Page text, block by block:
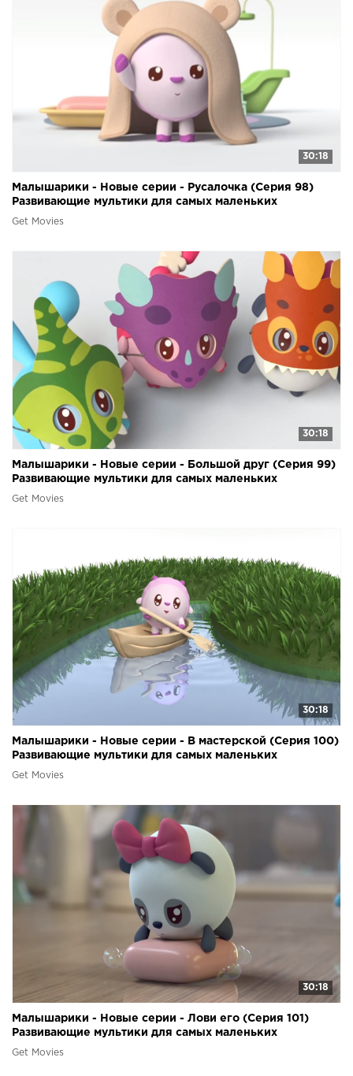
30:18
Малышарики - Новые серии - Русалочка (Серия 98)
Развивающие мультики для самых маленьких
Get Movies
30:18
Малышарики - Новые серии - Большой друг (Серия 99)
Развивающие мультики для самых маленьких
Get Movies
30:18
Малышарики - Новые серии - В мастерской (Серия 100)
Развивающие мультики для самых маленьких
Get Movies
30:18
Малышарики - Новые серии - Лови его (Серия 101)
Развивающие мультики для самых маленьких
Get Movies